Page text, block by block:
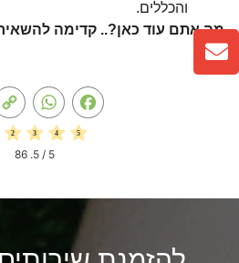
והכללים.
מה אתם עוד כאן?.. קדימה
Facebook
5
/ 5.
86